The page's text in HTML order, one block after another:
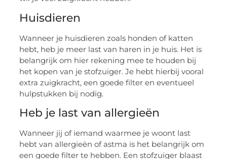
Huisdieren
Wanneer je huisdieren zoals honden of katten
hebt, heb je meer last van haren in je huis. Het is
belangrijk om hier rekening mee te houden bij
het kopen van je stofzuiger. Je hebt hierbij vooral
extra zuigkracht, een goede filter en eventueel
hulpstukken bij nodig.
Heb je last van allergieën
Wanneer jij of iemand waarmee je woont last
hebt van allergieën of astma is het belangrijk om
een goede filter te hebben. Een stofzuiger blaast